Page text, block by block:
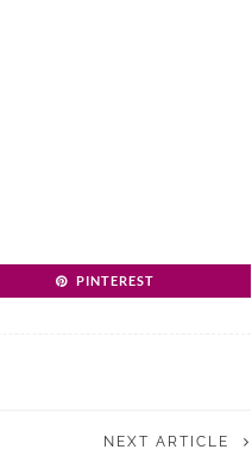
PINTEREST
NEXT ARTICLE